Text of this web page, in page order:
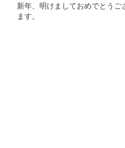
新年、明けましておめでとうご
ます。